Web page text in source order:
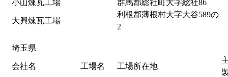
小山煉瓦工場 群馬郡総社町大字総社86
大興煉瓦工場
利根郡薄根村大字大谷589の
2
埼玉県
会社名 工場名 工場所在地